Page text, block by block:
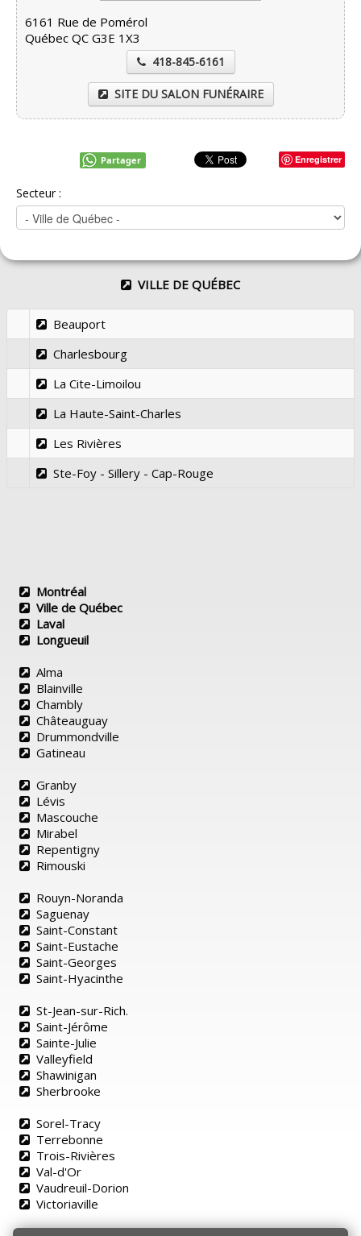
6161 Rue de Pomérol
Québec QC G3E 1X3
418-845-6161
SITE DU SALON FUNÉRAIRE
Enregistrer
Partager
Secteur :
VILLE DE QUÉBEC
Beauport
Charlesbourg
La Cite-Limoilou
La Haute-Saint-Charles
Les Rivières
Ste-Foy - Sillery - Cap-Rouge
Montréal
Ville de Québec
Laval
Longueuil
Alma
Blainville
Chambly
Châteauguay
Drummondville
Gatineau
Granby
Lévis
Mascouche
Mirabel
Repentigny
Rimouski
Rouyn-Noranda
Saguenay
Saint-Constant
Saint-Eustache
Saint-Georges
Saint-Hyacinthe
St-Jean-sur-Rich.
Saint-Jérôme
Sainte-Julie
Valleyfield
Shawinigan
Sherbrooke
Sorel-Tracy
Terrebonne
Trois-Rivières
Val-d'Or
Vaudreuil-Dorion
Victoriaville